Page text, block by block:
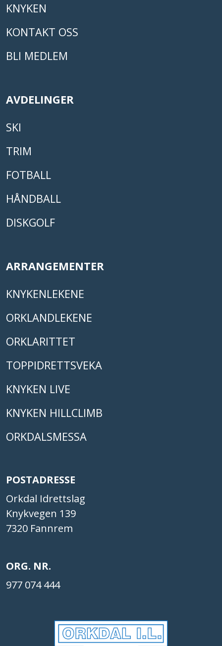
KNYKEN
KONTAKT OSS
BLI MEDLEM
AVDELINGER
SKI
TRIM
FOTBALL
HÅNDBALL
DISKGOLF
ARRANGEMENTER
KNYKENLEKENE
ORKLANDLEKENE
ORKLARITTET
TOPPIDRETTSVEKA
KNYKEN LIVE
KNYKEN HILLCLIMB
ORKDALSMESSA
POSTADRESSE
Orkdal Idrettslag
Knykvegen 139
7320 Fannrem
ORG. NR.
977 074 444